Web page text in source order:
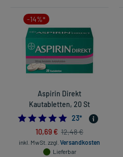
-14%*
Aspirin Direkt
Kautabletten, 20 St
4.956521739130435
23*
10,69 € 12,48 €
inkl. MwSt. zzgl. Versandkosten
Lieferbar